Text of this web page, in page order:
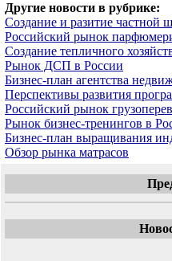
Другие новости в рубрике:
Создание и разитие частной
Российский рынок
Создание тепличного
Рынок ДСП в России
Бизнес-план агентства
Перспективы развития
Российский рынок
Рынок бизнес-тренингов в
Бизнес-план выращивания
Обзор рынка матрасов